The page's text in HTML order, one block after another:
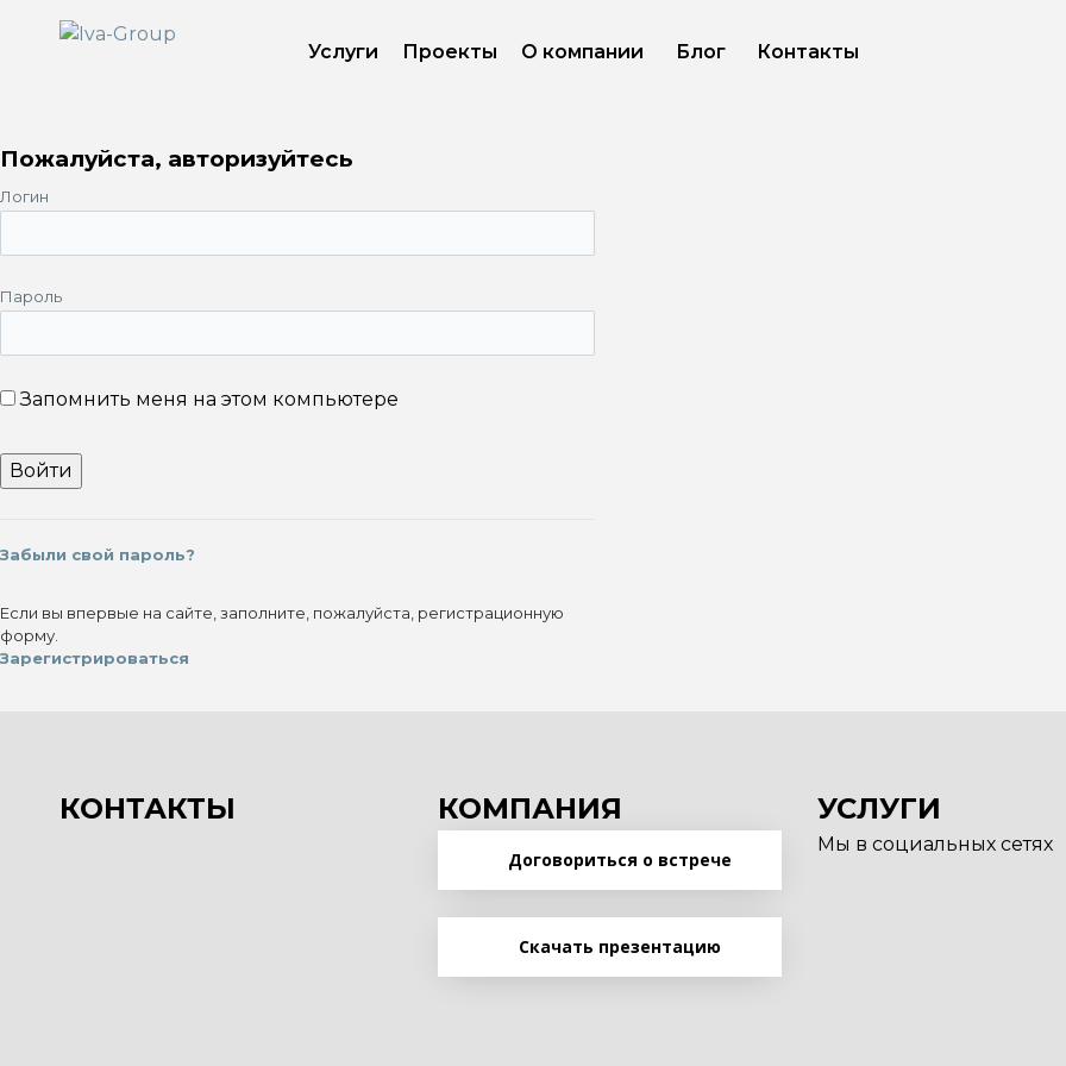
Услуги Проекты О компании Блог Контакты
Пожалуйста, авторизуйтесь
Логин
Пароль
Запомнить меня на этом компьютере
Забыли свой пароль?
Если вы впервые на сайте, заполните, пожалуйста, регистрационную
форму.
Зарегистрироваться
КОНТАКТЫ КОМПАНИЯ
Договориться о встрече
Скачать презентацию
УСЛУГИ
Мы в социальных сетях